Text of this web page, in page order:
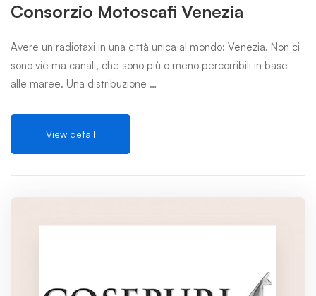
Consorzio Motoscafi Venezia
Avere un radiotaxi in una città unica al mondo: Venezia. Non ci
sono vie ma canali, che sono più o meno percorribili in base
alle maree. Una distribuzione …
View detail